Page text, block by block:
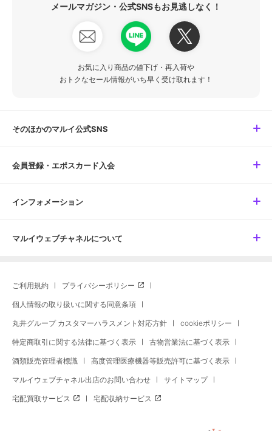
メールマガジン・公式SNSもお見逃しなく！
お気に入り商品の値下げ・再入荷や
おトクなセール情報がいち早く受け取れます！
そのほかのマルイ公式SNS
会員登録・エポスカード入会
インフォメーション
マルイウェブチャネルについて
ご利用規約 プライバシーポリシー
個人情報の取り扱いに関する同意条項
丸井グループ カスタマーハラスメント対応方針 cookieポリシー
特定商取引に関する法律に基づく表示 古物営業法に基づく表示
酒類販売管理者標識 高度管理医療機器等販売許可に基づく表示
マルイウェブチャネル出店のお問い合わせ サイトマップ
宅配買取サービス 宅配収納サービス